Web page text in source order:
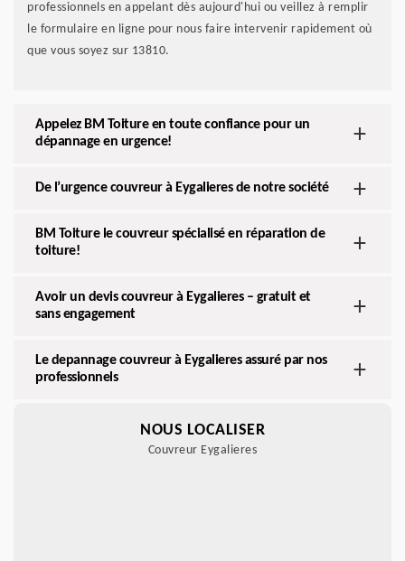
professionnels en appelant dès aujourd'hui ou veillez à remplir
le formulaire en ligne pour nous faire intervenir rapidement où
que vous soyez sur 13810.
Appelez BM Toiture en toute confiance pour un
dépannage en urgence!
De l’urgence couvreur à Eygalieres de notre société
BM Toiture le couvreur spécialisé en réparation de
toiture!
Avoir un devis couvreur à Eygalieres – gratuit et
sans engagement
Le depannage couvreur à Eygalieres assuré par nos
professionnels
NOUS LOCALISER
Couvreur Eygalieres